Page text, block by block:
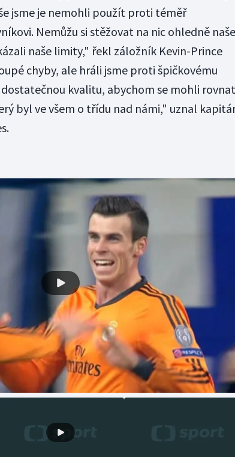
jsme je nemohli použít proti téměř
Nemůžu si stěžovat na nic ohledně
naše limity," řekl záložník Kevin-Prince
chyby, ale hráli jsme proti špičkovému
kvalitu, abychom se mohli rovnat
byl ve všem o třídu nad námi," uznal